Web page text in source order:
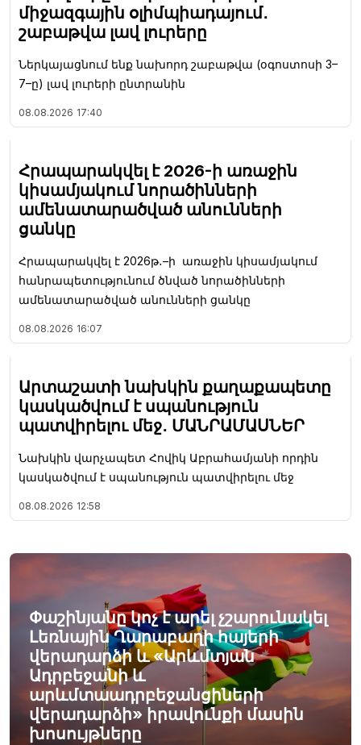
միջազգային օլիմպիադայում․
շաբաթվա լավ լուրերը
Ներկայացնում ենք նախորդ շաբաթվա (օգոստոսի 3–
7–ը) լավ լուրերի ընտրանին
08.08.2026 17:40
Հրապարակվել է 2026-ի առաջին
կիսամյակում նորածինների
ամենատարածված անունների
ցանկը
Հրապարակվել է 2026թ․–ի առաջին կիսամյակում
հանրապետությունում ծնված նորածինների
ամենատարածված անունների ցանկը
08.08.2026 16:07
Արտաշատի նախկին քաղաքապետը
կասկածվում է սպանություն
պատվիրելու մեջ․ ՄԱՆՐԱՄԱՍՆԵՐ
Նախկին վարչապետ Հովիկ Աբրահամյանի որդին
կասկածվում է սպանություն պատվիրելու մեջ
08.08.2026 12:58
Փաշինյանը կոչ է արել չշարունակել
Լեռնային Ղարաբաղի հայերի
վերադարձի և «Արևմտյան
Ադրբեջանի և
արևմտաադրբեջանցիների
վերադարձի» իրավունքի մասին
խոսույթները